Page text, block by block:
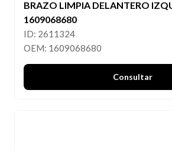
BRAZO LIMPIA DELANTERO
1609068680
ID: 2611324
OEM: 1609068680
Consultar